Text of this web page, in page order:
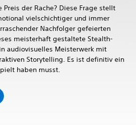
Preis der Rache? Diese Frage stellt
vielschichtiger und immer
Nachfolger gefeierten
meisterhaft gestaltete Stealth-
audiovisuelles Meisterwerk mit
Storytelling. Es ist definitiv ein
haben musst.